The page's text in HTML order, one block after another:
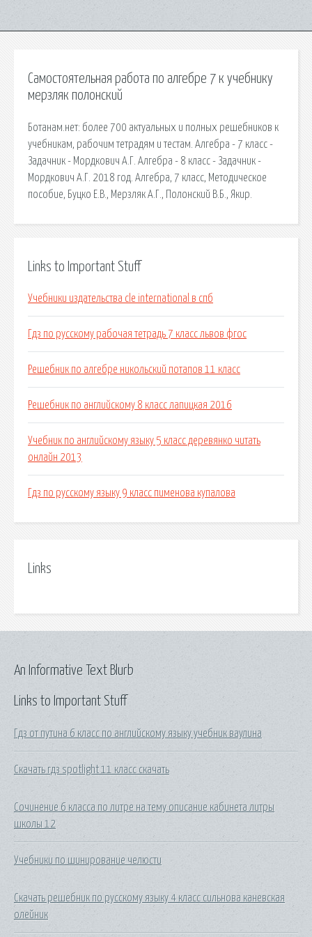
Самостоятельная работа по алгебре 7 к учебнику
мерзляк полонский
Ботанам.нет: более 700 актуальных и полных решебников к
учебникам, рабочим тетрадям и тестам. Алгебра - 7 класс -
Задачник - Мордкович А.Г. Алгебра - 8 класс - Задачник -
Мордкович А.Г. 2018 год. Алгебра, 7 класс, Методическое
пособие, Буцко Е.В., Мерзляк А.Г., Полонский В.Б., Якир.
Links to Important Stuff
Учебники издательства cle international в спб
Гдз по русскому рабочая тетрадь 7 класс львов фгос
Решебник по алгебре никольский потапов 11 класс
Решебник по английскому 8 класс лапицкая 2016
Учебник по английскому языку 5 класс деревянко читать
онлайн 2013
Гдз по русскому языку 9 класс пименова купалова
Links
Links to Important Stuff
Гдз от путина 6 класс по английскому языку учебник ваулина
Скачать гдз spotlight 11 класс скачать
Сочинение 6 класса по литре на тему описание кабинета литры
школы 12
Учебники по шинирование челюсти
Скачать решебник по русскому языку 4 класс сильнова каневская
олейник
An Informative Text Blurb